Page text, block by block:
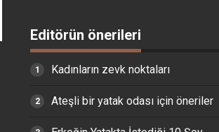
Editörün önerileri
Kadınların zevk noktaları
Ateşli bir yatak odası için öneriler